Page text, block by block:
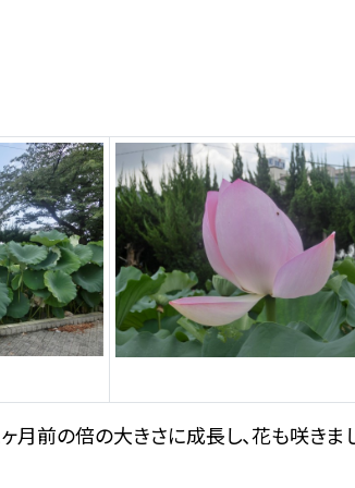
月前の倍の大きさに成長し、花も咲き